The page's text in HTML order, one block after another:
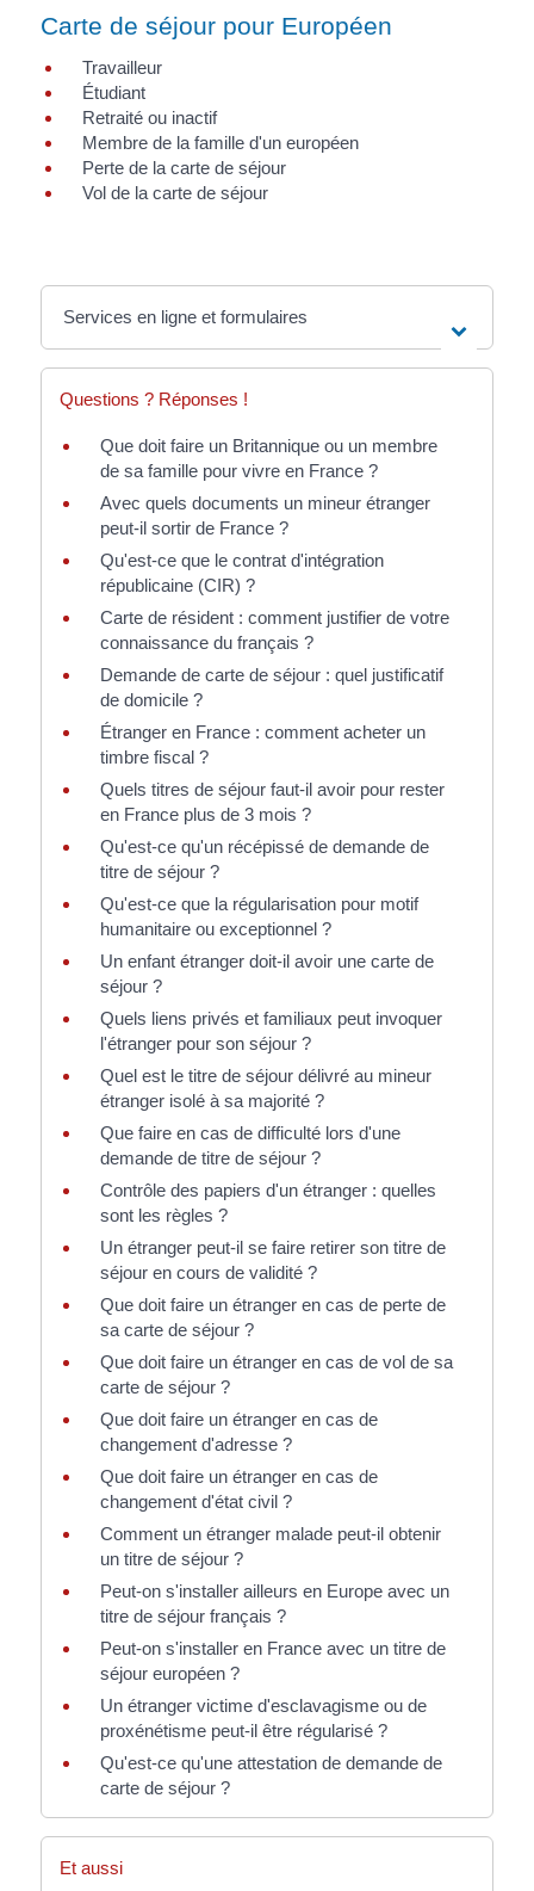
Carte de séjour pour Européen
Travailleur
Étudiant
Retraité ou inactif
Membre de la famille d'un européen
Perte de la carte de séjour
Vol de la carte de séjour
Services en ligne et formulaires
Questions ? Réponses !
Que doit faire un Britannique ou un membre
de sa famille pour vivre en France ?
Avec quels documents un mineur étranger
peut-il sortir de France ?
Qu'est-ce que le contrat d'intégration
républicaine (CIR) ?
Carte de résident : comment justifier de votre
connaissance du français ?
Demande de carte de séjour : quel justificatif
de domicile ?
Étranger en France : comment acheter un
timbre fiscal ?
Quels titres de séjour faut-il avoir pour rester
en France plus de 3 mois ?
Qu'est-ce qu'un récépissé de demande de
titre de séjour ?
Qu'est-ce que la régularisation pour motif
humanitaire ou exceptionnel ?
Un enfant étranger doit-il avoir une carte de
séjour ?
Quels liens privés et familiaux peut invoquer
l'étranger pour son séjour ?
Quel est le titre de séjour délivré au mineur
étranger isolé à sa majorité ?
Que faire en cas de difficulté lors d'une
demande de titre de séjour ?
Contrôle des papiers d'un étranger : quelles
sont les règles ?
Un étranger peut-il se faire retirer son titre de
séjour en cours de validité ?
Que doit faire un étranger en cas de perte de
sa carte de séjour ?
Que doit faire un étranger en cas de vol de sa
carte de séjour ?
Que doit faire un étranger en cas de
changement d'adresse ?
Que doit faire un étranger en cas de
changement d'état civil ?
Comment un étranger malade peut-il obtenir
un titre de séjour ?
Peut-on s'installer ailleurs en Europe avec un
titre de séjour français ?
Peut-on s'installer en France avec un titre de
séjour européen ?
Un étranger victime d'esclavagisme ou de
proxénétisme peut-il être régularisé ?
Qu'est-ce qu'une attestation de demande de
carte de séjour ?
Et aussi